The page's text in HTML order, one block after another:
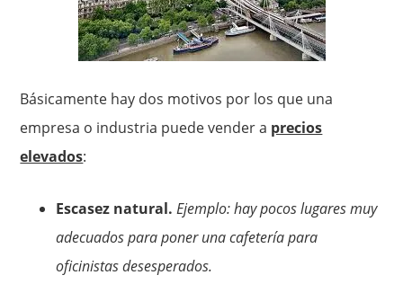
Básicamente hay dos motivos por los que una
empresa o industria puede vender a precios
elevados:
Escasez natural. Ejemplo: hay pocos lugares muy
adecuados para poner una cafetería para
oficinistas desesperados.